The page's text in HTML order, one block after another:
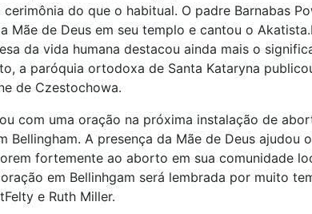
cerimônia do que o habitual. O padre Barnabas
Mãe de Deus em seu templo e cantou o
da vida humana destacou ainda mais o
a paróquia ortodoxa de Santa Kataryna
de Czestochowa.
com uma oração na próxima instalação de
Bellingham. A presença da Mãe de Deus ajudou
fortemente ao aborto em sua comunidade
em Bellinhgam será lembrada por muito
e Ruth Miller.